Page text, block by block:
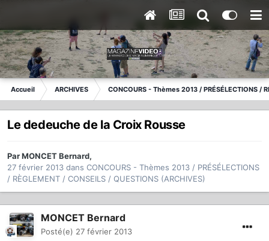
Accueil ARCHIVES CONCOURS - Thèmes 2013 / PRÉSÉLECTIONS /
Le dedeuche de la Croix Rousse
ParMONCET Bernard,
27 février 2013 dans CONCOURS - Thèmes 2013 / PRÉSÉLECTIONS
/ RÈGLEMENT / CONSEILS / QUESTIONS (ARCHIVES)
MONCET Bernard
Posté(e) 27 février 2013